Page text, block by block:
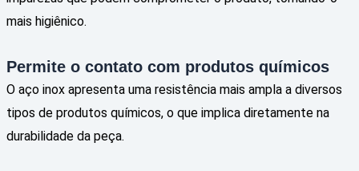
mais higiênico.
Permite o contato com produtos químicos
O aço inox apresenta uma resistência mais ampla a diversos
tipos de produtos químicos, o que implica diretamente na
durabilidade da peça.